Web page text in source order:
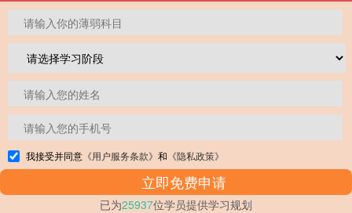
我接受并同意 《用户服务条款》 和 《隐私政策》
已为25937位学员提供学习规划